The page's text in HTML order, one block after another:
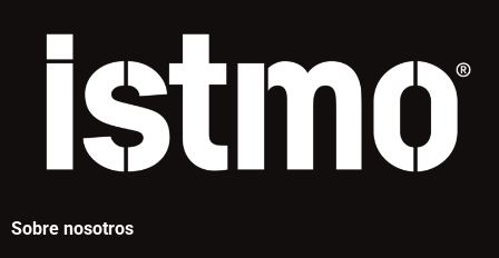
Sobre nosotros